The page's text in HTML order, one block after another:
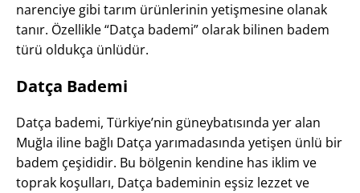
narenciye gibi tarım ürünlerinin yetişmesine olanak
tanır. Özellikle “Datça bademi” olarak bilinen badem
türü oldukça ünlüdür.
Datça Bademi
Datça bademi, Türkiye’nin güneybatısında yer alan
Muğla iline bağlı Datça yarımadasında yetişen ünlü bir
badem çeşididir. Bu bölgenin kendine has iklim ve
toprak koşulları, Datça bademinin eşsiz lezzet ve